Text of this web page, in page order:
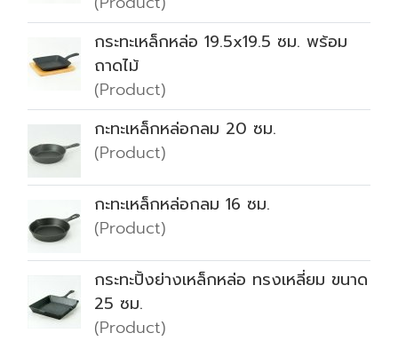
กระทะเหล็กหล่อ 19.5x19.5 ซม. พร้อม
ถาดไม้
(Product)
กะทะเหล็กหล่อกลม 20 ซม.
(Product)
กะทะเหล็กหล่อกลม 16 ซม.
(Product)
กระทะปิ้งย่างเหล็กหล่อ ทรงเหลี่ยม ขนาด
25 ซม.
(Product)